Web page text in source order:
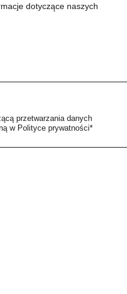
dotyczące naszych
przetwarzania danych
w Polityce prywatności*